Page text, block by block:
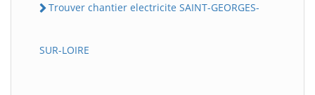
Trouver chantier electricite SAINT-GEORGES-
SUR-LOIRE